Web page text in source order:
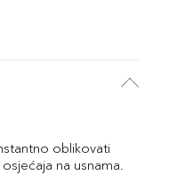
oblikovati
na usnama.